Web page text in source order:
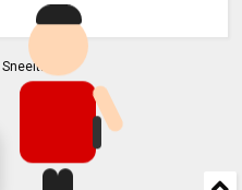
Sneeit.Com